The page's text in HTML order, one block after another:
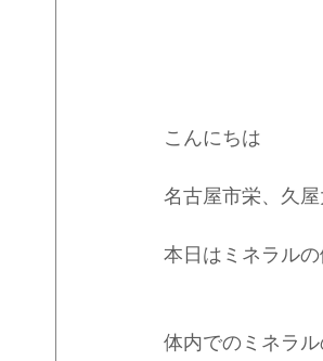
こんにちは
名古屋市栄、久
本日はミネラル
体内でのミネラ